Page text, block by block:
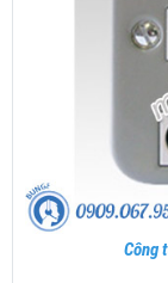
Công